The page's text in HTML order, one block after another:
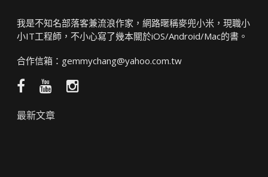
我是不知名部落客兼流浪作家，網路暱稱麥兜小米，現職小
小IT工程師，不小心寫了幾本關於iOS/Android/Mac的書。
合作信箱： gemmychang@yahoo.com.tw
Facebook
團
YouTube
頻
Instagram
最新文章